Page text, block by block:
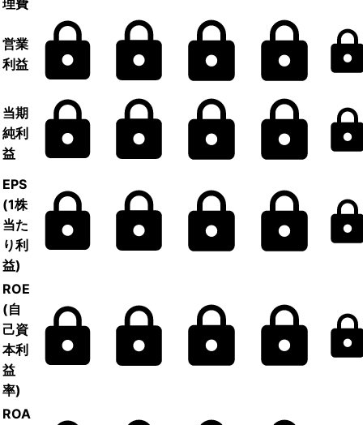
理費
営業
利益
当期
純利
益
EPS
(1株
当た
り利
益)
ROE
(自
己資
本利
益
率)
ROA